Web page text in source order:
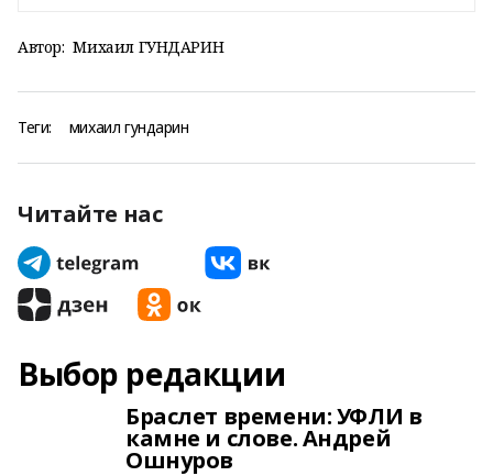
Автор: Михаил ГУНДАРИН
Теги: михаил гундарин
Читайте нас
Выбор редакции
Браслет времени: УФЛИ в
камне и слове. Андрей
Ошнуров